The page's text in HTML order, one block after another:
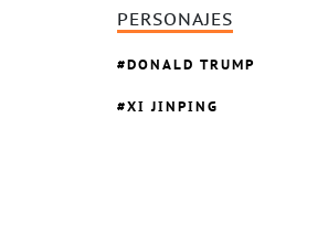
PERSONAJES
DONALD TRUMP
XI JINPING